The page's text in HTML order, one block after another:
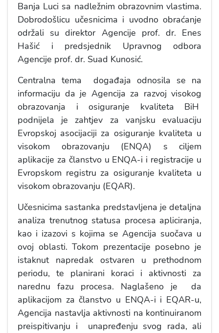
Banja Luci sa nadležnim obrazovnim vlastima.
Dobrodošlicu učesnicima i uvodno obraćanje
održali su direktor Agencije prof. dr. Enes
Hašić i predsjednik Upravnog odbora
Agencije prof. dr. Suad Kunosić.
Centralna tema događaja odnosila se na
informaciju da je Agencija za razvoj visokog
obrazovanja i osiguranje kvaliteta BiH
podnijela je zahtjev za vanjsku evaluaciju
Evropskoj asocijaciji za osiguranje kvaliteta u
visokom obrazovanju (ENQA) s ciljem
aplikacije za članstvo u ENQA-i i registracije u
Evropskom registru za osiguranje kvaliteta u
visokom obrazovanju (EQAR).
Učesnicima sastanka predstavljena je detaljna
analiza trenutnog statusa procesa apliciranja,
kao i izazovi s kojima se Agencija suočava u
ovoj oblasti. Tokom prezentacije posebno je
istaknut napredak ostvaren u prethodnom
periodu, te planirani koraci i aktivnosti za
narednu fazu procesa. Naglašeno je da
aplikacijom za članstvo u ENQA-i i EQAR-u,
Agencija nastavlja aktivnosti na kontinuiranom
preispitivanju i unapređenju svog rada, ali